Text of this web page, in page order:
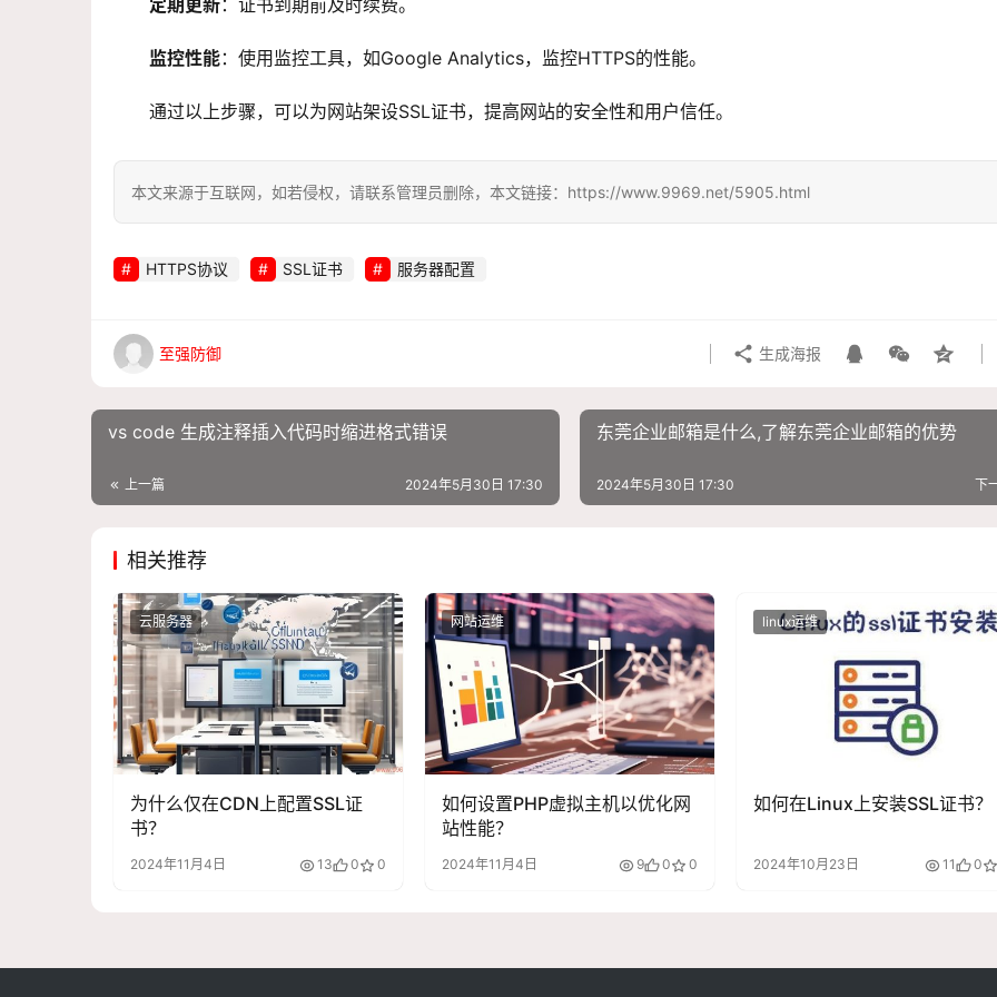
定期更新：证书到期前及时续费。
监控性能：使用监控工具，如Google Analytics，监控HTTPS的性能。
通过以上步骤，可以为网站架设SSL证书，提高网站的安全性和用户信任。
本文来源于互联网，如若侵权，请联系管理员删除，本文链接：https://www.9969.net/5905.html
HTTPS协议 SSL证书 服务器配置
至强防御 生成海报
vs code 生成注释插入代码时缩进格式错误
上一篇 2024年5月30日 17:30
东莞企业邮箱是什么,了解东莞企业邮箱的优势
下
2024年5月30日 17:30
相关推荐
云服务器
为什么仅在CDN上配置SSL证
书？
2024年11月4日 13 0 0
网站运维
如何设置PHP虚拟主机以优化网
站性能？
2024年11月4日 9 0 0
linux运维
如何在Linux上安装SSL证书？
2024年10月23日 11 0